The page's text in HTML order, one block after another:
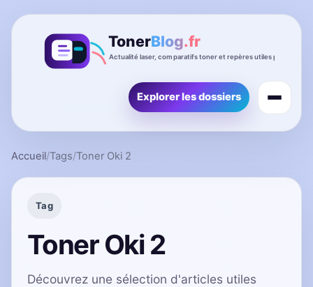
Explorer les dossiers
Accueil/Tags/Toner Oki 2
Tag
Toner Oki 2
Découvrez une sélection d'articles utiles